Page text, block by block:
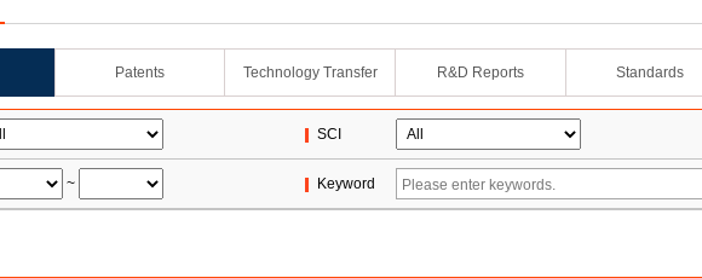
Patents Technology Transfer R&D Reports Standards
SCI
~ Keyword